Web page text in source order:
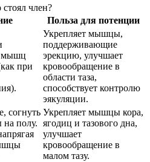
член?
Польза для потенции
мышц
при
Укрепляет мышцы,
поддерживающие
эрекцию, улучшает
кровообращение в
области таза,
способствует контролю
эякуляции.
согнуть
на полу.
Укрепляет мышцы кора,
ягодиц и тазового дна,
улучшает
кровообращение в
малом тазу.